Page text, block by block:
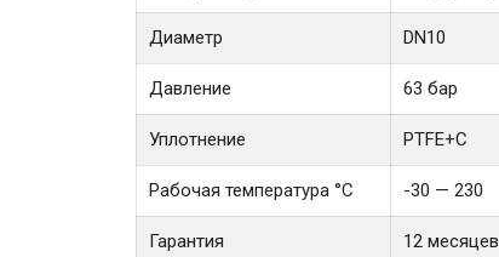
Диаметр DN10
Давление 63 бар
Уплотнение PTFE+C
Рабочая температура °С -30 — 230
Гарантия 12 месяцев